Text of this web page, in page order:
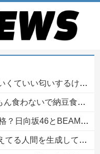
るけどマジでとんでもなく無能
ときゃ間違いないことが判明した
とBEAMSのコラボが決定！！
生成してみたｗｗｗｗ」